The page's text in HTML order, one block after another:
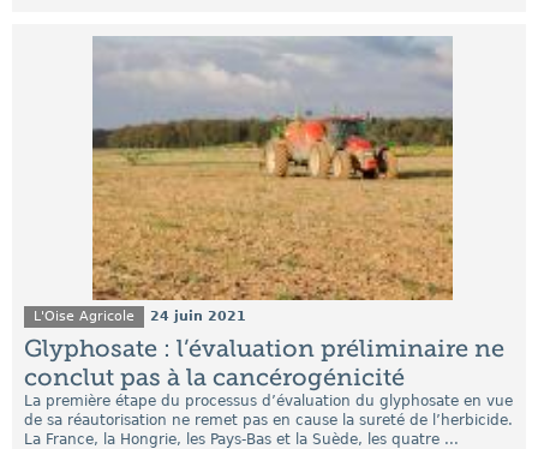
L'Oise Agricole 24 juin 2021
Glyphosate : l’évaluation préliminaire ne
conclut pas à la cancérogénicité
La première étape du processus d’évaluation du glyphosate en vue
de sa réautorisation ne remet pas en cause la sureté de l’herbicide.
La France, la Hongrie, les Pays-Bas et la Suède, les quatre ...